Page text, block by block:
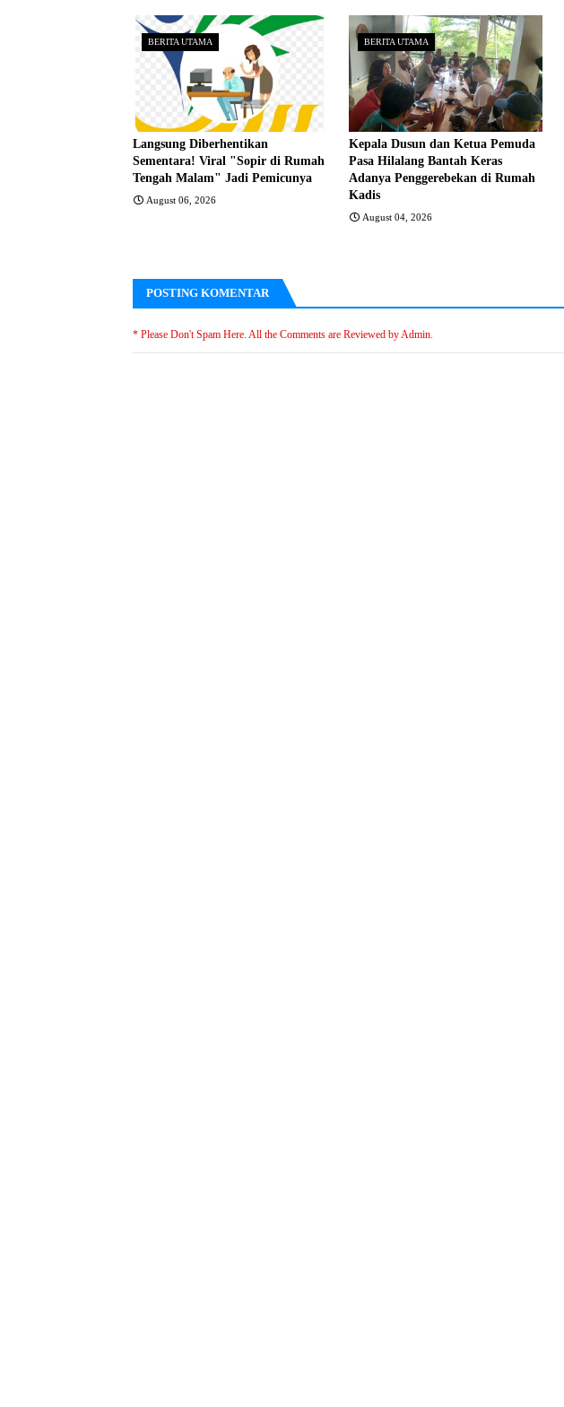
BERITA UTAMA
Langsung Diberhentikan
Sementara! Viral "Sopir di Rumah
Tengah Malam" Jadi Pemicunya
August 06, 2026
BERITA UTAMA
Kepala Dusun dan Ketua Pemuda
Pasa Hilalang Bantah Keras
Adanya Penggerebekan di Rumah
Kadis
August 04, 2026
POSTING KOMENTAR
* Please Don't Spam Here. All the Comments are Reviewed by Admin.